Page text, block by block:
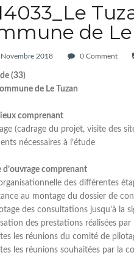
de
2018 0 Comment
(33)
de Le Tuzan
comprenant
(cadrage du projet, visite des
nécessaires à l’étude
d’ouvrage comprenant
des différentes
au montage du dossier de
des consultations jusqu’à la
des prestations réalisées par
les réunions du comité de
les réunions souhaitées par la